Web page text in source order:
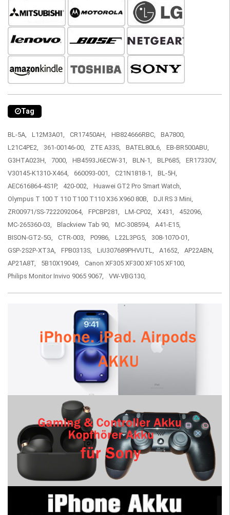
Tag
BL-5A, L12M3A01, CR17450AH, HB824666RBC,
BA7800,
L21C4PE2,
361-00146-00, ZTE A33S, BATEL80L6,
EB-BR500ABU,
G3HTA023H,
7000, HB4593J6ECW-31, BLN-1, BLP685,
ER17330V,
V30145-K1310-X464,
660093-001, C21N1818-1,
BL-5H,
AEC616864-4S1P,
420-002,
Huawei GT2 Pro Smart Watch,
Olympus T 100 T 110 T100 T110 X36 X960 80B,
DJI RS 3 Mini,
ZR00971/SS-7222092064,
FPCBP281, LM-CP02, X431,
452096,
MC-265360-03,
Blackview Tab 90, MC-308594,
A41-E15,
BISON-GT2-5G,
CTR-003, P0986, L22L3PG5,
308-1070-01,
GSP-2S2P-XT3A,
FPB0313S, LiU307689PHVUTL, A1652,
AP22ABN,
AP21A8T,
5B10X19049,
Canon XF305 XF300 XF105 XF100,
Philips Monitor Invivo 9065 9067,
VW-VBG130,